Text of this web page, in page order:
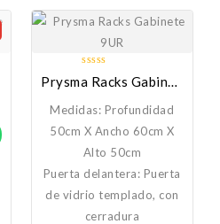
Prysma Racks Gabinete 9UR
of
Medidas: Profundidad
50cm X Ancho 60cm X
Alto 50cm
Puerta delantera: Puerta
de vidrio templado, con
cerradura